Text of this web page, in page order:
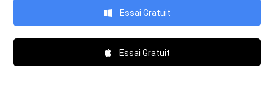
Essai Gratuit
Essai Gratuit